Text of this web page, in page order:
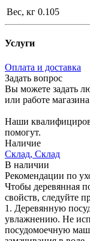
Вес, кг 0.105
Услуги
Оплата и доставка
Задать вопрос
Вы можете задать
или работе
Наши
помогут.
Наличие
Склад, Склад
В наличии
Рекомендации по
Чтобы деревянная
свойств, следуйте
1. Деревянную
увлажнению. Не
посудомоечную